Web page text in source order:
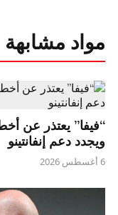
مواد مشابهة
“فيفا” يعتذر عن
ويجدد دعم إنفانتينو
6 أغسطس 2026